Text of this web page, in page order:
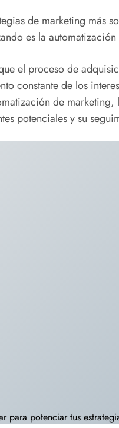
de marketing más
es la
el proceso de
constante de los
de
potenciales y su
para potenciar tus